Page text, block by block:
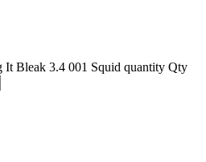
Bleak 3.4 001 Squid quantity Qty